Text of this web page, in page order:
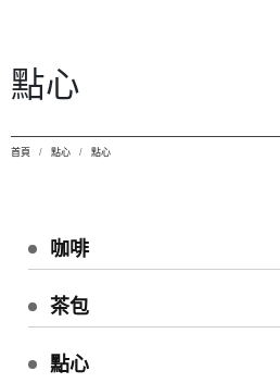
點心
首頁 點心 點心
咖啡
茶包
點心